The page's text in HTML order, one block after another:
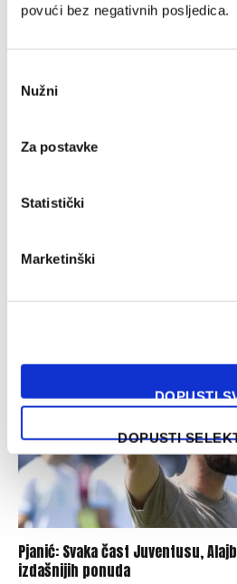
povući bez negativnih posljedica.
Selection
Nužni
Za postavke
Statistički
Marketinški
DOPUSTI
DOPUSTI
Ubijen jedan od najboljih fudbalera
Pjanić: Svaka čast Juventusu,
izdašnijih ponuda